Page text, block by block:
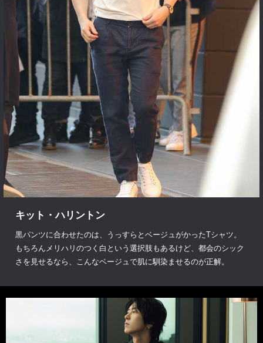
キット・ハリントン
黒パンツに合わせたのは、うっすらとベージュがかったTシャツ。
もちろんメリハリのつく白という選択肢もあるけど、都会のシック
さを見せるなら、こんなベージュで肌に馴染ませるのが正解。